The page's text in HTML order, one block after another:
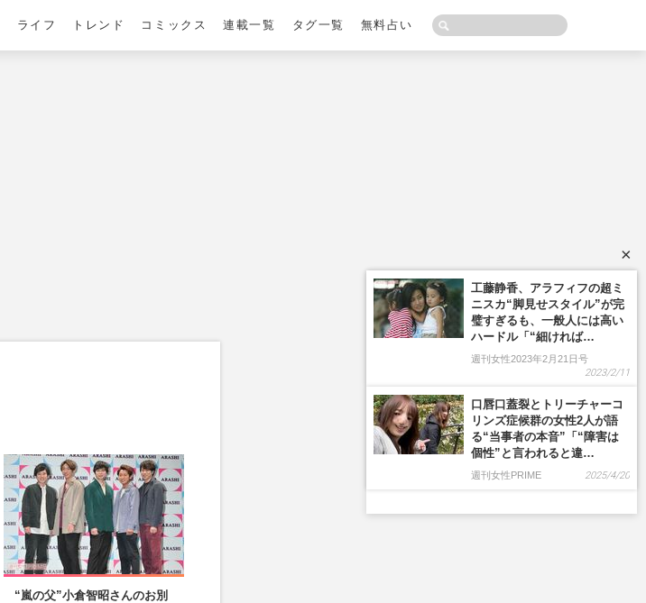
ライフ トレンド コミックス 連載一覧 タグ一覧 無料占い
“嵐の父”小倉智昭さんのお別
×
工藤静香、アラフィフの超ミ
ニスカ“脚見せスタイル”が完
璧すぎるも、一般人には高い
ハードル「“細ければ…
週刊女性2023年2月21日号
2023/2/11
口唇口蓋裂とトリーチャーコ
リンズ症候群の女性2人が語
る“当事者の本音”「“障害は
個性”と言われると違…
週刊女性PRIME 2025/4/20